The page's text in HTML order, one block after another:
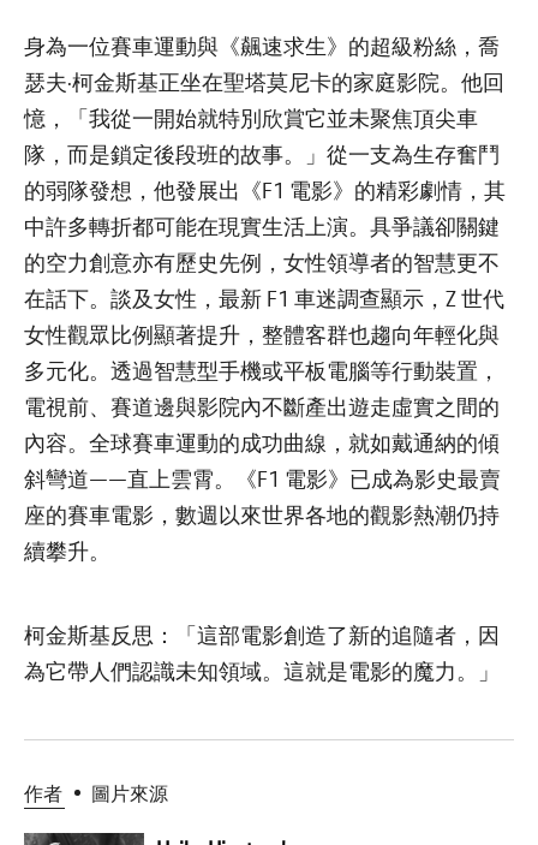
身為一位賽車運動與《飆速求生》的超級粉絲，喬
瑟夫·柯金斯基正坐在聖塔莫尼卡的家庭影院。他回
憶，「我從一開始就特別欣賞它並未聚焦頂尖車
隊，而是鎖定後段班的故事。」從一支為生存奮鬥
的弱隊發想，他發展出《F1 電影》的精彩劇情，其
中許多轉折都可能在現實生活上演。具爭議卻關鍵
的空力創意亦有歷史先例，女性領導者的智慧更不
在話下。談及女性，最新 F1 車迷調查顯示，Z 世代
女性觀眾比例顯著提升，整體客群也趨向年輕化與
多元化。透過智慧型手機或平板電腦等行動裝置，
電視前、賽道邊與影院內不斷產出遊走虛實之間的
內容。全球賽車運動的成功曲線，就如戴通納的傾
斜彎道——直上雲霄。《F1 電影》已成為影史最賣
座的賽車電影，數週以來世界各地的觀影熱潮仍持
續攀升。
柯金斯基反思：「這部電影創造了新的追隨者，因
為它帶人們認識未知領域。這就是電影的魔力。」
作者 圖片來源